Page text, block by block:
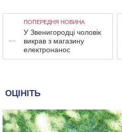
ПОПЕРЕДНЯ НОВИНА
У Звенигородці чоловік
викрав з магазину
електронанос